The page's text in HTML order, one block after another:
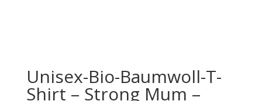
Unisex-Bio-Baumwoll-T-
Shirt – Strong Mum –